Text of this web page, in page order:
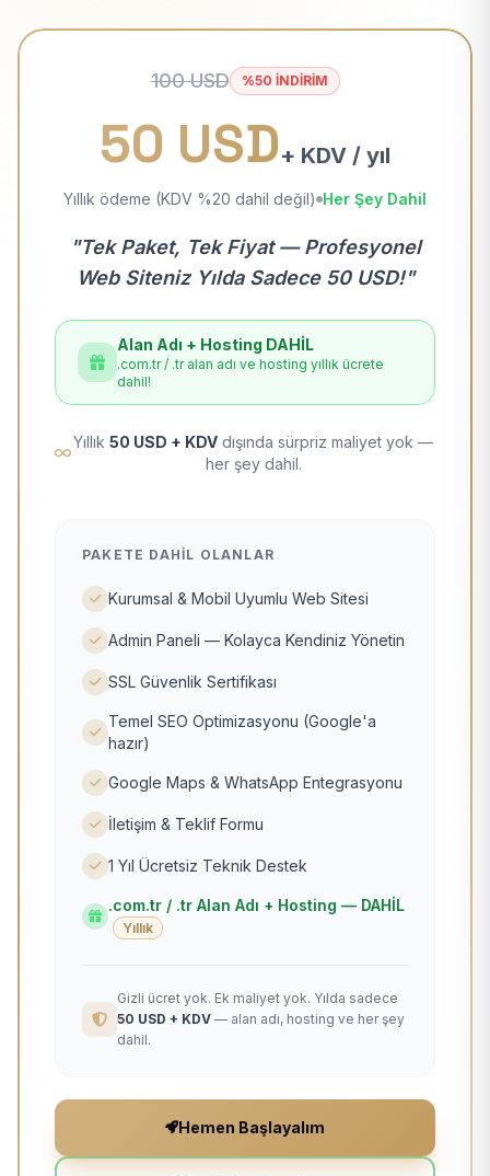
100 USD %50 İNDİRİM
50 USD+ KDV / yıl
Yıllık ödeme (KDV %20 dahil değil) Her Şey Dahil
"Tek Paket, Tek Fiyat — Profesyonel
Web Siteniz Yılda Sadece 50 USD!"
Alan Adı + Hosting DAHİL
.com.tr / .tr alan adı ve hosting yıllık ücrete
dahil!
Yıllık 50 USD + KDV dışında sürpriz maliyet yok —
her şey dahil.
PAKETE DAHIL OLANLAR
Kurumsal & Mobil Uyumlu Web Sitesi
Admin Paneli — Kolayca Kendiniz Yönetin
SSL Güvenlik Sertifikası
Temel SEO Optimizasyonu (Google'a
hazır)
Google Maps & WhatsApp Entegrasyonu
İletişim & Teklif Formu
1 Yıl Ücretsiz Teknik Destek
.com.tr / .tr Alan Adı + Hosting — DAHİL
Yıllık
Gizli ücret yok. Ek maliyet yok. Yılda sadece
50 USD + KDV — alan adı, hosting ve her şey
dahil.
Hemen Başlayalım